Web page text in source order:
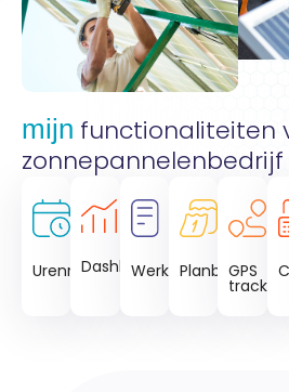
mijn functionaliteiten
zonnepannelenbedrijf
Urenregistratie
DashboardsWerkbonnen
Planbord
GPS
tracking